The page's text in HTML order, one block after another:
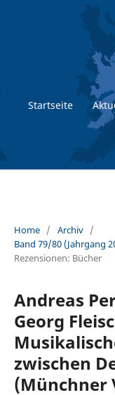
Startseite
Home / Archiv /
Band 79/80 (Jahrgang
Rezensionen: Bücher
Andreas
Georg
zwischen
(Münchner